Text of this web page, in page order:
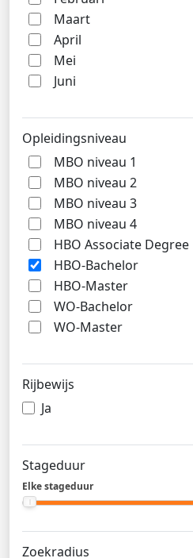
Maart
April
Mei
Juni
Opleidingsniveau
MBO niveau 1
MBO niveau 2
MBO niveau 3
MBO niveau 4
HBO Associate Degree
HBO-Bachelor
HBO-Master
WO-Bachelor
WO-Master
Rijbewijs
Ja
Stageduur
Elke stageduur
Zoekradius